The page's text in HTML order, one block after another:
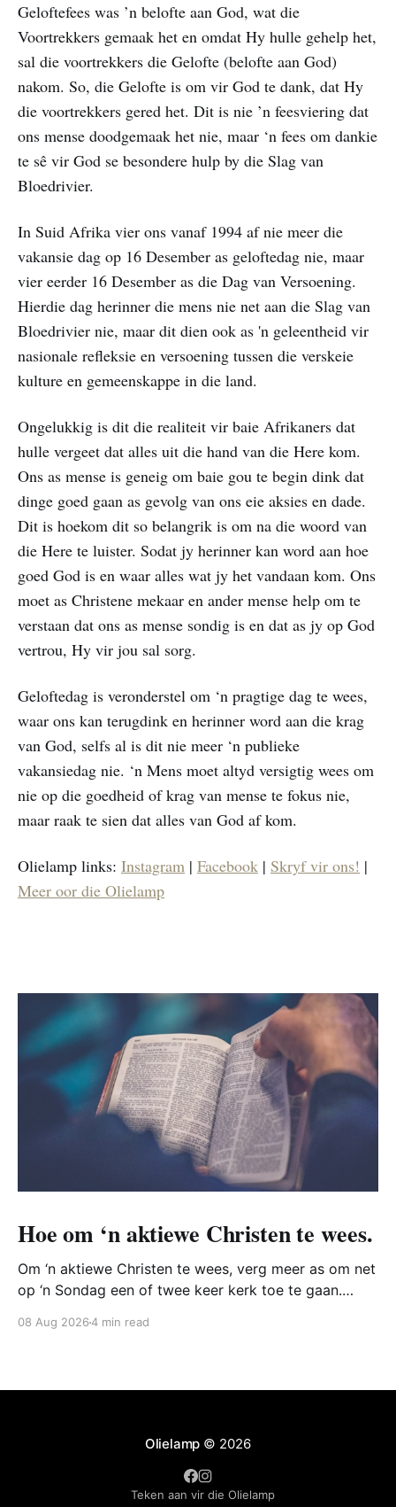
Geloftefees was ’n belofte aan God, wat die
Voortrekkers gemaak het en omdat Hy hulle gehelp het,
sal die voortrekkers die Gelofte (belofte aan God)
nakom. So, die Gelofte is om vir God te dank, dat Hy
die voortrekkers gered het. Dit is nie ’n feesviering dat
ons mense doodgemaak het nie, maar ‘n fees om dankie
te sê vir God se besondere hulp by die Slag van
Bloedrivier.
In Suid Afrika vier ons vanaf 1994 af nie meer die
vakansie dag op 16 Desember as geloftedag nie, maar
vier eerder 16 Desember as die Dag van Versoening.
Hierdie dag herinner die mens nie net aan die Slag van
Bloedrivier nie, maar dit dien ook as 'n geleentheid vir
nasionale refleksie en versoening tussen die verskeie
kulture en gemeenskappe in die land.
Ongelukkig is dit die realiteit vir baie Afrikaners dat
hulle vergeet dat alles uit die hand van die Here kom.
Ons as mense is geneig om baie gou te begin dink dat
dinge goed gaan as gevolg van ons eie aksies en dade.
Dit is hoekom dit so belangrik is om na die woord van
die Here te luister. Sodat jy herinner kan word aan hoe
goed God is en waar alles wat jy het vandaan kom. Ons
moet as Christene mekaar en ander mense help om te
verstaan dat ons as mense sondig is en dat as jy op God
vertrou, Hy vir jou sal sorg.
Geloftedag is veronderstel om ‘n pragtige dag te wees,
waar ons kan terugdink en herinner word aan die krag
van God, selfs al is dit nie meer ‘n publieke
vakansiedag nie. ‘n Mens moet altyd versigtig wees om
nie op die goedheid of krag van mense te fokus nie,
maar raak te sien dat alles van God af kom.
Olielamp links: Instagram | Facebook | Skryf vir ons! |
Meer oor die Olielamp
Hoe om ‘n aktiewe Christen te wees.
Om ‘n aktiewe Christen te wees, verg meer as om net
op ‘n Sondag een of twee keer kerk toe te gaan.
moet streef daarna om soos Christus te wees en
08 Aug 20264 min read
Olielamp © 2026
Teken aan vir die Olielamp